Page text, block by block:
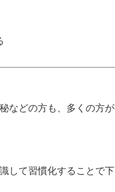
などの方も、多くの方が
して習慣化することで下